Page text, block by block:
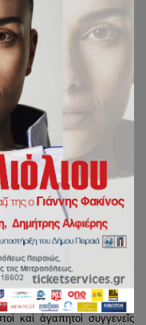
ΝΕΟΥ
ΣΤΗΝ
Μητροπολίτης Πειραιῶς
στὸν Ἱερὸ Ναὸ Ἁγίων
ὁ κ. Σεραφεὶμ
τὸν κ. Ἀναστάσιο
Μητροπόλεως Πειραιῶς, ὁ
Ναὸ Ἁγίων Ἀναργύρων
ἄλλων εἶπε:
καὶ ἀγαπητοὶ συγγενεῖς